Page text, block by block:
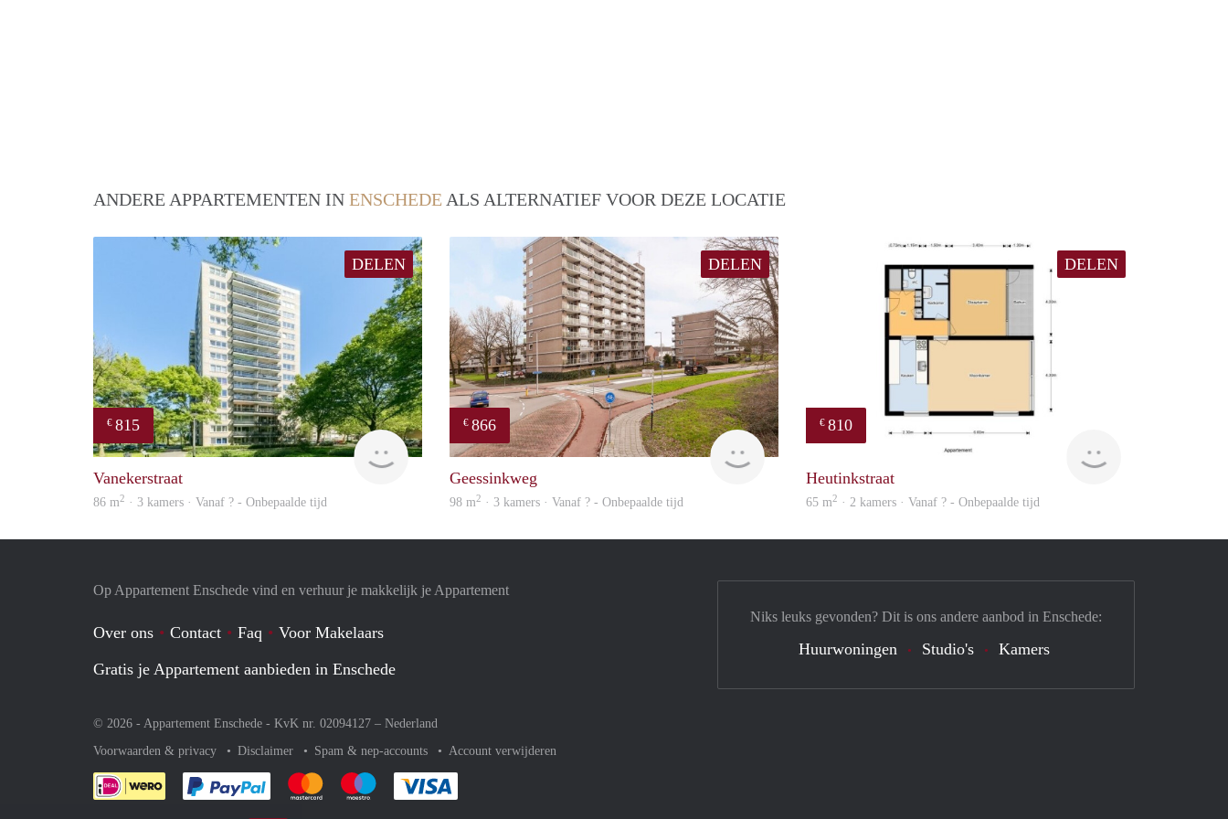
ANDERE APPARTEMENTEN IN ENSCHEDE ALS ALTERNATIEF VOOR DEZE LOCATIE
DELEN
€ 815
finder
Vanekerstraat
86 m2 · 3 kamers · Vanaf ? - Onbepaalde tijd
DELEN
€ 866
Woning
Geessinkweg
98 m2 · 3 kamers · Vanaf ? - Onbepaalde tijd
DELEN
€ 810
Heutinkstraat
65 m2 · 2 kamers · Vanaf ? - Onbepaalde tijd
Op Appartement Enschede vind en verhuur je makkelijk je Appartement
Over ons Contact Faq
Voor Makelaars
Gratis je Appartement aanbieden in Enschede
© 2026 - Appartement Enschede - KvK nr. 02094127 – Nederland
Voorwaarden & privacy
Disclaimer Spam & nep-accounts Account verwijderen
Je rekent gemakkelijk af met Paypal
Je rekent gemakkelijk af met Mastercard
Je rekent gemakkelijk af met Meastro
Niks leuks gevonden? Dit is ons andere aanbod in Enschede:
Huurwoningen Studio's Kamers